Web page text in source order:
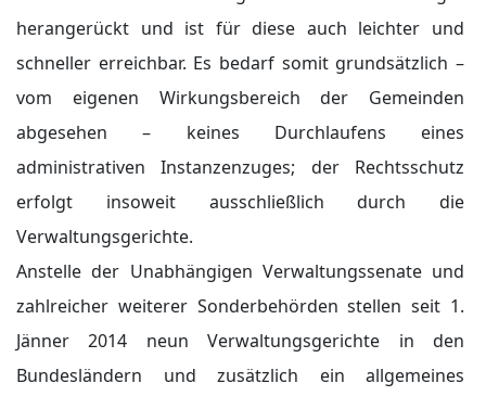
herangerückt und ist für diese auch leichter und
schneller erreichbar. Es bedarf somit grundsätzlich –
vom eigenen Wirkungsbereich der Gemeinden
abgesehen – keines Durchlaufens eines
administrativen Instanzenzuges; der Rechtsschutz
erfolgt insoweit ausschließlich durch die
Verwaltungsgerichte.
Anstelle der Unabhängigen Verwaltungssenate und
zahlreicher weiterer Sonderbehörden stellen seit 1.
Jänner 2014 neun Verwaltungsgerichte in den
Bundesländern und zusätzlich ein allgemeines